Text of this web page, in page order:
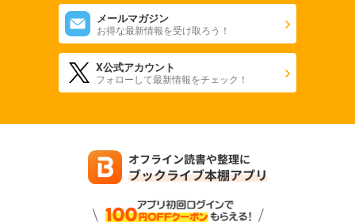
メールマガジン
お得な最新情報を受け取ろう！
X公式アカウント
フォローして最新情報をチェック！